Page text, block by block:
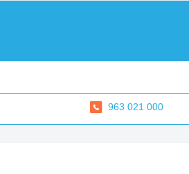
963 021 000